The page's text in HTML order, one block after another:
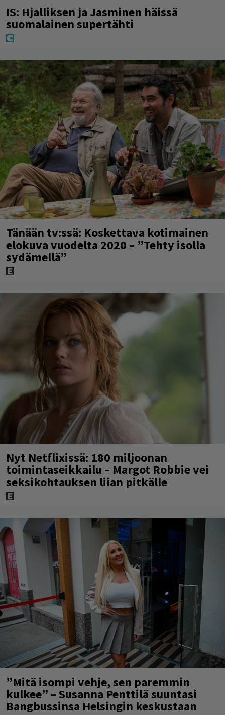
IS: Hjalliksen ja Jasminen häissä
suomalainen supertähti
Tänään tv:ssä: Koskettava kotimainen
elokuva vuodelta 2020 – ”Tehty isolla
sydämellä”
Nyt Netflixissä: 180 miljoonan
toimintaseikkailu – Margot Robbie vei
seksikohtauksen liian pitkälle
”Mitä isompi vehje, sen paremmin
kulkee” – Susanna Penttilä suuntasi
Bangbussinsa Helsingin keskustaan